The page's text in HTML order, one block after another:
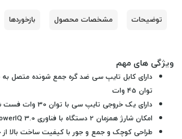
توضیحات مشخصات محصول بازخوردها
ویژگی های مهم
دارای کابل تایپ سی ضد گره جمع شونده متصل به
توان 45 وات
دارای یک خروجی تایپ سی با توان 30 وات فست شارژ
امکان شارژ همزمان 2 دستگاه با فناوری PowerIQ 3.0 انکر
طراحی کوچک و جمع و جور با کیفیت ساخت بالا از